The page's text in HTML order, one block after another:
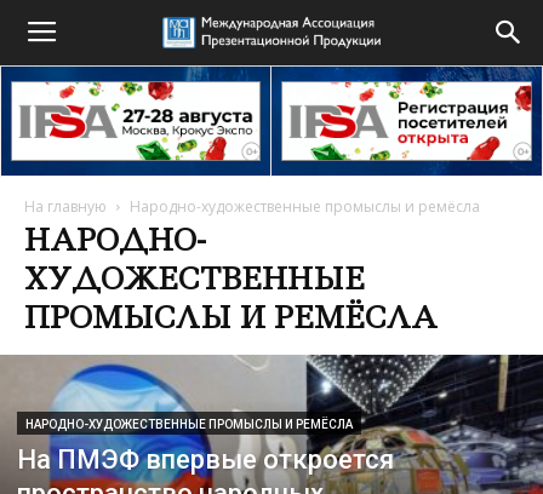
На главную Народно-художественные промыслы и ремёсла
НАРОДНО-
ХУДОЖЕСТВЕННЫЕ
ПРОМЫСЛЫ И РЕМЁСЛА
НАРОДНО-ХУДОЖЕСТВЕННЫЕ ПРОМЫСЛЫ И РЕМЁСЛА
На ПМЭФ впервые откроется